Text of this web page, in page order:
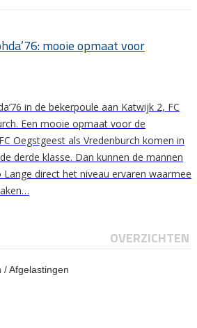
mooie opmaat voor
in de bekerpoule aan Katwijk 2, FC
Een mooie opmaat voor de
Oegstgeest als Vredenburch komen in
derde klasse. Dan kunnen de mannen
direct het niveau ervaren waarmee
OVERZICHTEN
/ Afgelastingen